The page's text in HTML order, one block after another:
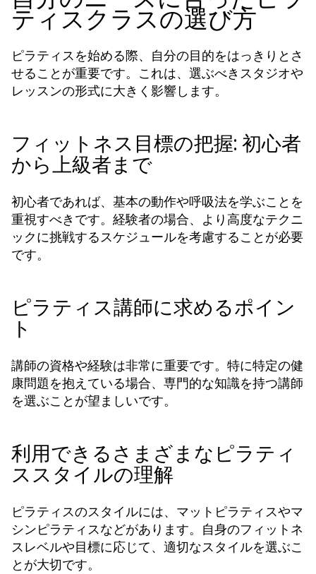
ティスクラスの選び方
ピラティスを始める際、自分の目的をはっきりとさ
せることが重要です。これは、選ぶべきスタジオや
レッスンの形式に大きく影響します。
フィットネス目標の把握: 初心者
から上級者まで
初心者であれば、基本の動作や呼吸法を学ぶことを
重視すべきです。経験者の場合、より高度なテクニ
ックに挑戦するスケジュールを考慮することが必要
です。
ピラティス講師に求めるポイン
ト
講師の資格や経験は非常に重要です。特に特定の健
康問題を抱えている場合、専門的な知識を持つ講師
を選ぶことが望ましいです。
利用できるさまざまなピラティ
ススタイルの理解
ピラティスのスタイルには、マットピラティスやマ
シンピラティスなどがあります。自身のフィットネ
スレベルや目標に応じて、適切なスタイルを選ぶこ
とが大切です。